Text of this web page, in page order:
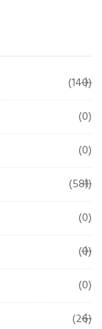
(140)
(0)
(0)
(581)
(0)
(0)
(0)
(26)